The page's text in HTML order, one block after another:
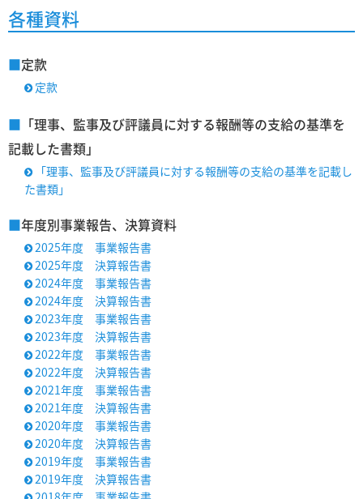
各種資料
■定款
 定款
■
「理事、監事及び評議員に対する報酬等の支給の基準を
記載した書類」

「理事、監事及び評議員に対する報酬等の支給の基準を記載し
た書類」
■年度別事業報告、決算資料
2025年度 事業報告書
2025年度 決算報告書
2024年度 事業報告書
2024年度 決算報告書
2023年度 事業報告書
2023年度 決算報告書
2022年度 事業報告書
2022年度 決算報告書
2021年度 事業報告書
2021年度 決算報告書
2020年度 事業報告書
2020年度 決算報告書
2019年度 事業報告書
2019年度 決算報告書